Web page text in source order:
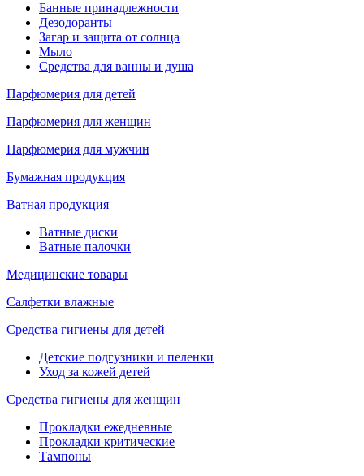
Банные принадлежности
Дезодоранты
Загар и защита от солнца
Мыло
Средства для ванны и душа
Парфюмерия для детей
Парфюмерия для женщин
Парфюмерия для мужчин
Бумажная продукция
Ватная продукция
Ватные диски
Ватные палочки
Медицинские товары
Салфетки влажные
Средства гигиены для детей
Детские подгузники и пеленки
Уход за кожей детей
Средства гигиены для женщин
Прокладки ежедневные
Прокладки критические
Тампоны